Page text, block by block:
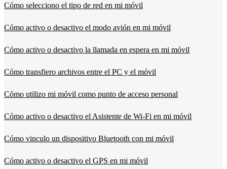
Cómo selecciono el tipo de red en mi móvil
Cómo activo o desactivo el modo avión en mi móvil
Cómo activo o desactivo la llamada en espera en mi móvil
Cómo transfiero archivos entre el PC y el móvil
Cómo utilizo mi móvil como punto de acceso personal
Cómo activo o desactivo el Asistente de Wi-Fi en mi móvil
Cómo vinculo un dispositivo Bluetooth con mi móvil
Cómo activo o desactivo el GPS en mi móvil